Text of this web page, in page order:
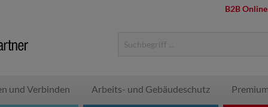
B2B
und Verbinden Arbeits- und Gebäudeschutz